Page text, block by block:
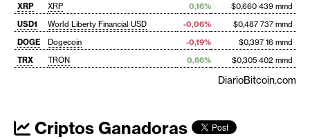
XRP
XRP 0,16%
$0,660 439 mmd
USD1
World Liberty Financial USD -0,06%
$0,487 737 mmd
DOGE
Dogecoin -0,19%
$0,397 16 mmd
TRX
TRON 0,66% $0,305 402 mmd
DiarioBitcoin.com
Criptos Ganadoras